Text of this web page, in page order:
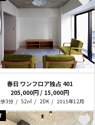
春日 ワンフロア独占 401
205,000円 / 15,000円
3分 52㎡ 2DK
2015年12月